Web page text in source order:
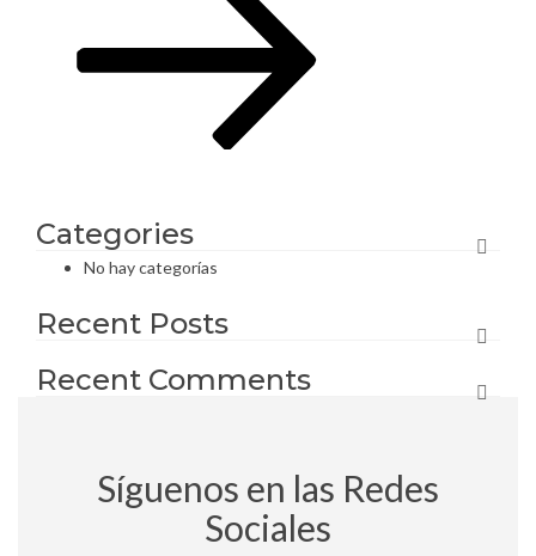
Categories
No hay categorías
Recent Posts
Recent Comments
Síguenos en las Redes
Sociales